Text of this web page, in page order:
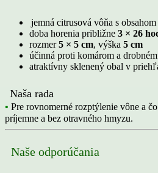
jemná citrusová vôňa s
doba horenia približne 3 × 26
rozmer5 × 5 cm, výška 5 cm
účinná proti komárom a
atraktívny sklenený obal v
Naša rada
• Pre rovnomerné rozptýlenie vône a
príjemne a bez otravného hmyzu.
Naše odporúčania